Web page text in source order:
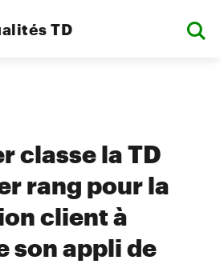
TD
classe la TD
rang pour la
client à
son appli de